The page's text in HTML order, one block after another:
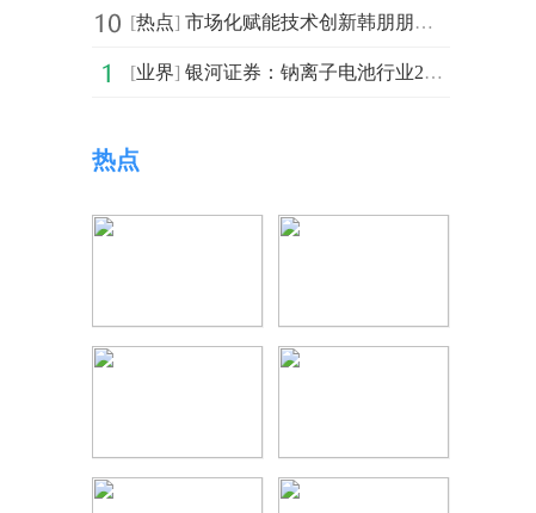
[热点] 市场化赋能技术创新韩朋朋携手承德金财信息科技推动两大核心成果落地
[业界] 银河证券：钠离子电池行业2026年有望迎来产业奇点 快讯
热点